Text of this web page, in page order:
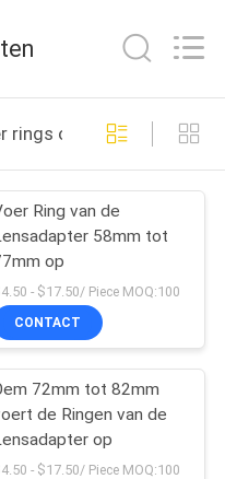
rings online fabricage
Ring van de
58mm tot
op
- $17.50/ Piece MOQ:100
CONTACT
72mm tot 82mm
de Ringen van de
op
- $17.50/ Piece MOQ:100